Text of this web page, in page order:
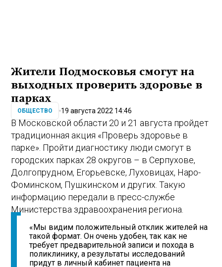
Жители Подмосковья смогут на
выходных проверить здоровье в
парках
ОБЩЕСТВО 19 августа 2022 14:46
В Московской области 20 и 21 августа пройдет
традиционная акция «Проверь здоровье в
парке». Пройти диагностику люди смогут в
городских парках 28 округов – в Серпухове,
Долгопрудном, Егорьевске, Луховицах, Наро-
Фоминском, Пушкинском и других. Такую
информацию передали в пресс-службе
Министерства здравоохранения региона.
«Мы видим положительный отклик жителей на
такой формат. Он очень удобен, так как не
требует предварительной записи и похода в
поликлинику, а результаты исследований
придут в личный кабинет пациента на